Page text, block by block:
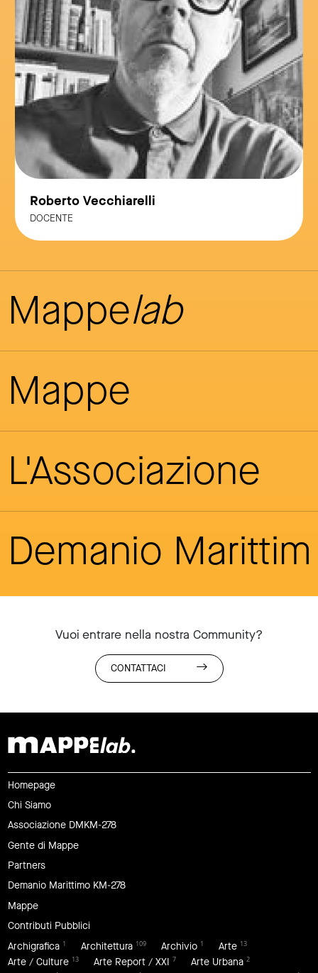
Roberto Vecchiarelli
DOCENTE
Mappelab
Mappe
L'Associazione
Demanio
Vuoi entrare nella nostra Community?
CONTATTACI
Homepage
Chi Siamo
Associazione DMKM-278
Gente di Mappe
Partners
Demanio Marittimo KM-278
Mappe
Contributi Pubblici
Archigrafica 1 Architettura 109 Archivio 1 Arte 13
Arte / Culture 13 Arte Report / XXI 7 Arte Urbana 2